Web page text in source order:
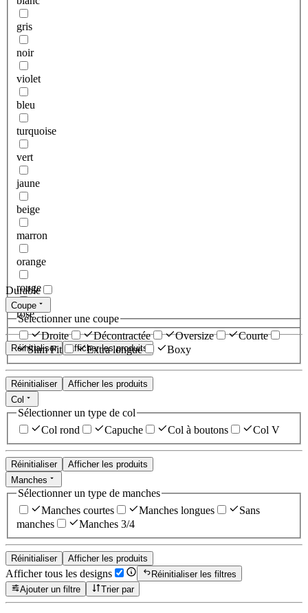
gris
noir
violet
bleu
turquoise
vert
jaune
beige
marron
orange
rouge
rose
Réinitialiser Afficher les produits
Durable
Coupe
Sélectionner une coupe
Droite
Décontractée Oversize
Courte
Slim Fit
Extra longue Boxy
Réinitialiser
Afficher les produits
Col
Sélectionner un type de col
Col rond
Capuche Col à boutons Col V
Réinitialiser
Afficher les produits
Manches
Sélectionner un type de manches
Manches courtes
Manches longues
Sans
manches
Manches 3/4
Réinitialiser Afficher les produits
Afficher tous les designs
Réinitialiser les filtres
Ajouter un filtre
Trier par